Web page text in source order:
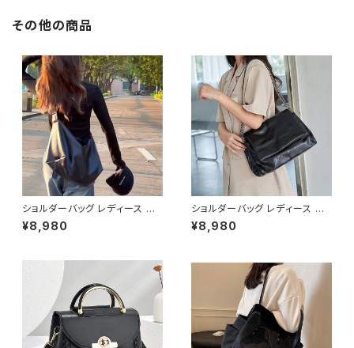
0代 女性向け 人気 トレンド フ
ェミニン ナチュラル 体型カバー
ァッション C-OSS0131
その他の商品
ショルダーバッグ レディース 大
容量バッグ ワンショルダーバッグ
カジュアルバッグ 肩掛けバッグ
¥8,980
ショルダーバッグ レディース チ
ェーンバッグ 斜めがけバッグ レ
ディースバッグ ワンショルダーバ
ッグ 通勤バッグ 通学バッグ おし
ゃれバッグ ブラック K-B0292
¥8,980